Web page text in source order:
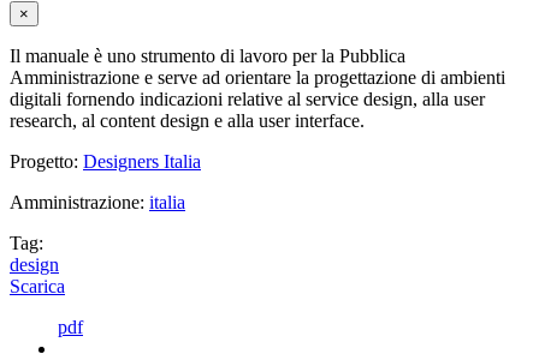
×
Il manuale è uno strumento di lavoro per la Pubblica
Amministrazione e serve ad orientare la progettazione di ambienti
digitali fornendo indicazioni relative al service design, alla user
research, al content design e alla user interface.
Progetto: Designers Italia
Amministrazione: italia
Tag:
design
Scarica
pdf